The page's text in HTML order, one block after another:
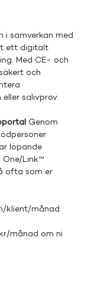
i samverkan med
ett digitalt
Med CE- och
och
salivprov.
Genom
löpande
One/Link™
ofta som er
klient/månad
månad om ni